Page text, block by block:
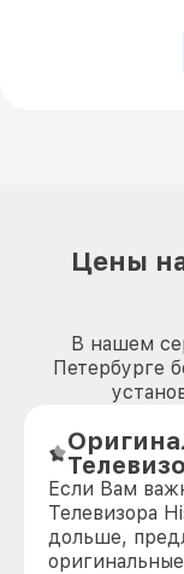
Цены
В нашем
Петербурге
Если Вам
Телевизора
дольше,